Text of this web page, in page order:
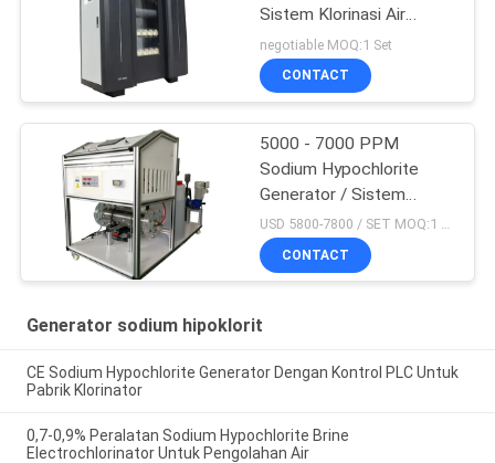
Sistem Klorinasi Air
Otomatis
negotiable MOQ:1 Set
CONTACT
5000 - 7000 PPM
Sodium Hypochlorite
Generator / Sistem
Elektrolisis Air Garam
USD 5800-7800 / SET MOQ:1 Set
CONTACT
Generator sodium hipoklorit
CE Sodium Hypochlorite Generator Dengan Kontrol PLC Untuk
Pabrik Klorinator
0,7-0,9% Peralatan Sodium Hypochlorite Brine
Electrochlorinator Untuk Pengolahan Air